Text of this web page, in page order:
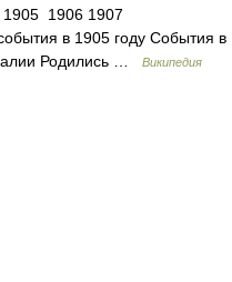
1906 1907
в 1905 году События в
Родились …
Википедия